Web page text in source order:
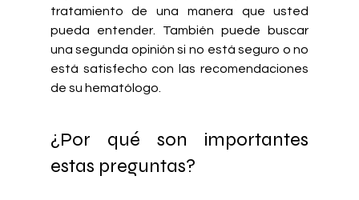
tratamiento de una manera que usted
pueda entender. También puede buscar
una segunda opinión si no está seguro o no
está satisfecho con las recomendaciones
de su hematólogo.
¿Por qué son importantes
estas preguntas?